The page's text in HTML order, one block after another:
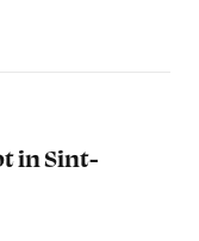
in Sint-